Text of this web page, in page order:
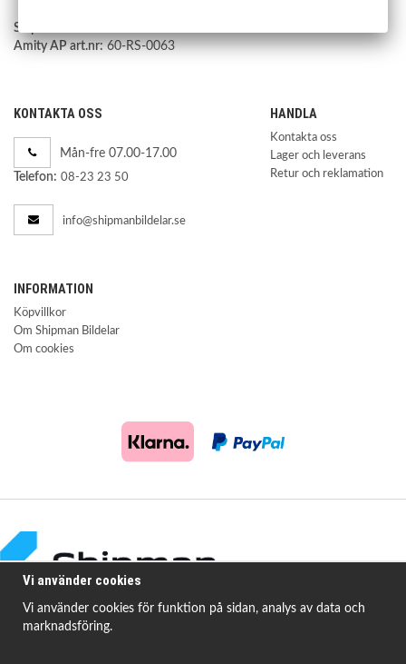
Shipman art.nr:
Amity AP art.nr: 60-RS-0063
KONTAKTA OSS
Mån-fre 07.00-17.00
Telefon: 08-23 23 50
info@shipmanbildelar.se
HANDLA
Kontakta oss
Lager och leverans
Retur och reklamation
INFORMATION
Köpvillkor
Om Shipman Bildelar
Om cookies
Vi använder cookies
Vi använder cookies för funktion på sidan, analys av data och
marknadsföring.